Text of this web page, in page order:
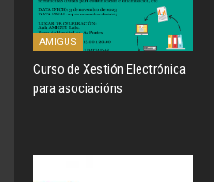
AMIGUS
Curso de Xestión Electrónica
para asociacións